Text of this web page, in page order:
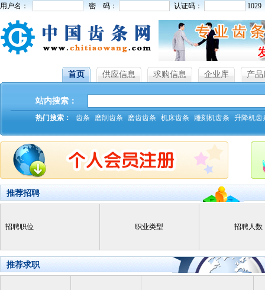
用户名： 密 码： 认证码： 1029
首页 供应信息 求购信息 企业库 产品
站内搜索：
热门搜索： 齿条 磨削齿条 磨齿齿条 机床齿条 雕刻机齿条 升降机齿
推荐招聘
招聘职位 职业类型 招聘人数
推荐求职